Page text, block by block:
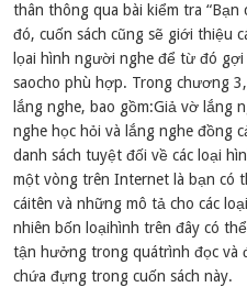
thân thông qua bài kiểm tra “Bạn
đó, cuốn sách cũng sẽ giới thiệu
lọai hình người nghe để từ đó
saocho phù hợp. Trong chương
lắng nghe, bao gồm:Giả vờ lắng
nghe học hỏi và lắng nghe đồng
danh sách tuyệt đối về các loại
một vòng trên Internet là bạn có
cáitên và những mô tả cho các
nhiên bốn loạihình trên đây có
tận hưởng trong quátrình đọc và
chứa đựng trong cuốn sách này.